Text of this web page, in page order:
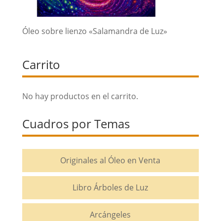
Óleo sobre lienzo «Salamandra de Luz»
Carrito
No hay productos en el carrito.
Cuadros por Temas
Originales al Óleo en Venta
Libro Árboles de Luz
Arcángeles